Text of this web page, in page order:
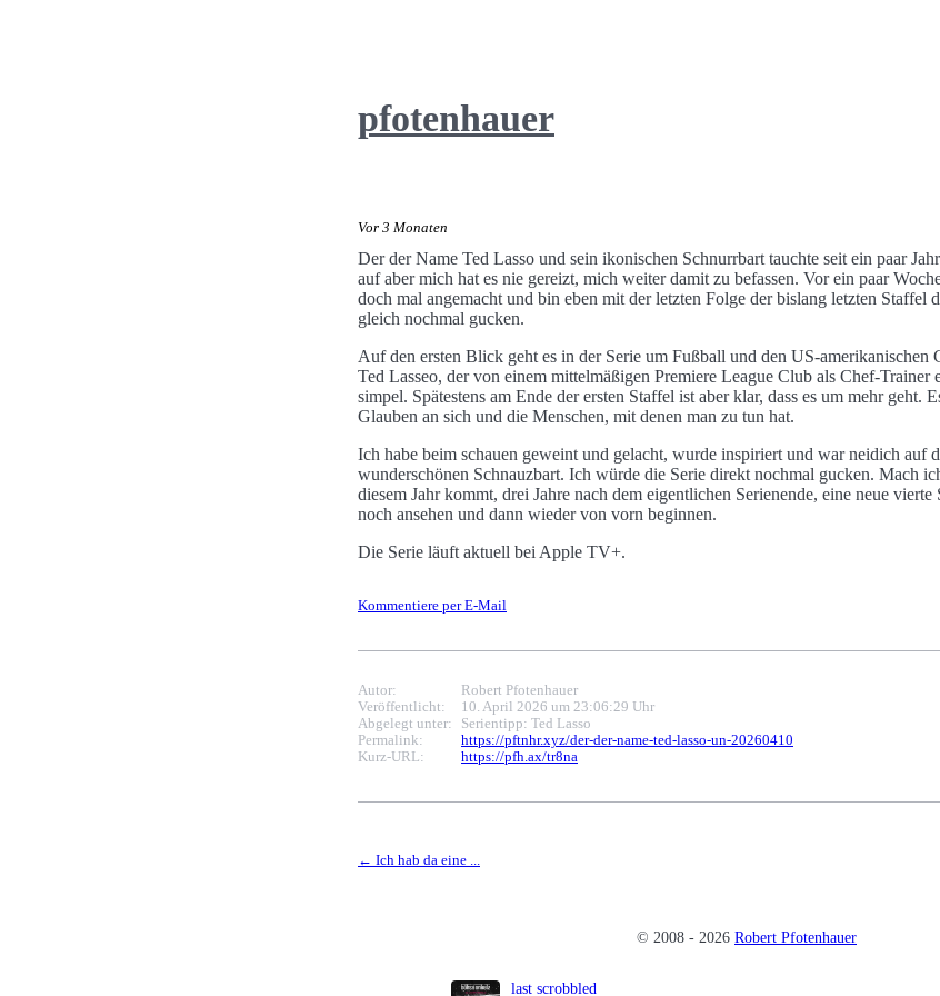
pfotenhauer
Vor 3 Monaten
Der der Name Ted Lasso und sein ikonischen Schnurrbart tauchte seit ein paar
auf aber mich hat es nie gereizt, mich weiter damit zu befassen. Vor ein paar
doch mal angemacht und bin eben mit der letzten Folge der bislang letzten Staffel
gleich nochmal gucken.
Auf den ersten Blick geht es in der Serie um Fußball und den US-amerikanischen
Ted Lasseo, der von einem mittelmäßigen Premiere League Club als Chef-Trainer
simpel. Spätestens am Ende der ersten Staffel ist aber klar, dass es um mehr geht.
Glauben an sich und die Menschen, mit denen man zu tun hat.
Ich habe beim schauen geweint und gelacht, wurde inspiriert und war neidich auf
wunderschönen Schnauzbart. Ich würde die Serie direkt nochmal gucken. Mach
diesem Jahr kommt, drei Jahre nach dem eigentlichen Serienende, eine neue
noch ansehen und dann wieder von vorn beginnen.
Die Serie läuft aktuell bei Apple TV+.
Kommentiere per E-Mail
Autor:
Robert Pfotenhauer
Veröffentlicht:
10. April 2026 um 23:06:29 Uhr
Abgelegt unter:
Serientipp: Ted Lasso
Permalink:
https://pftnhr.xyz/der-der-name-ted-lasso-un-20260410
Kurz-URL:
https://pfh.ax/tr8na
Ich hab da eine ...
© 2008 - 2026 Robert Pfotenhauer
last scrobbled